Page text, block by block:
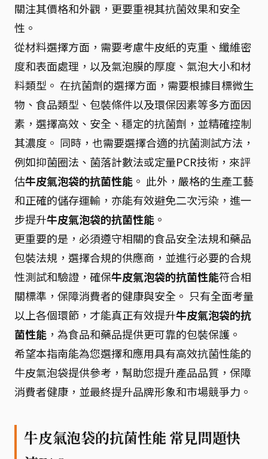
關注其價格和外觀，更要重視其抗菌效果和安全
性。
從材料選擇方面，需要考慮牛皮紙的克重、纖維密
度和表面處理，以及氣泡膜的厚度、氣泡大小和材
料類型。 在抗菌劑的選擇方面，需要根據目標微生
物、食品類型、包裝條件以及環保因素等多方面因
素，選擇高效、安全、穩定的抗菌劑，並精確控制
其濃度。 同時，也需要選擇合適的抗菌測試方法，
例如抑菌圈法、菌落計數法或定量PCR技術，來評
估牛皮氣泡袋的抗菌性能 。 此外，嚴格的生產工藝
和正確的儲存運輸，亦能有效避免二次污染，進一
步提升牛皮氣泡袋的抗菌性能 。
更重要的是，必須遵守相關的食品安全法規和藥品
包裝法規，選擇合規的供應商，並進行必要的合規
性測試和驗證，確保牛皮氣泡袋的抗菌性能符合相
關標準，保障消費者的健康與安全。 只有全面考量
以上各個環節，才能真正有效提升牛皮氣泡袋的抗
菌性能 ，為食品和藥品提供更可靠的包裝保護。
希望本指南能為您選擇和應用具有高效抗菌性能的
牛皮氣泡袋提供參考，幫助您提升產品品質，保障
消費者健康，並最終提升品牌形象和市場競爭力。
牛皮氣泡袋的抗菌性能 常見問題快